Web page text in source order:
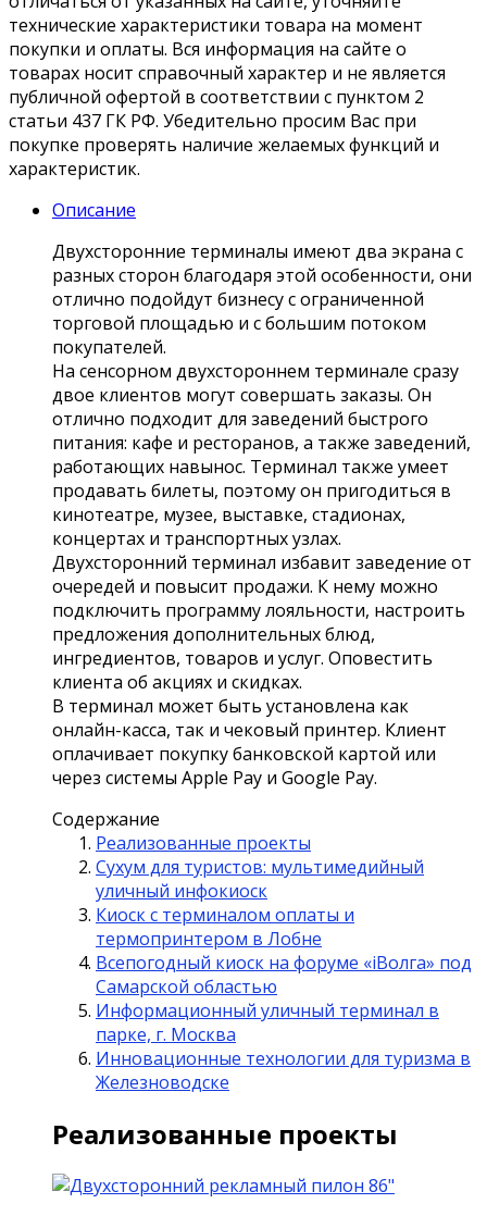
технические характеристики товара на момент
покупки и оплаты. Вся информация на сайте о
товарах носит справочный характер и не является
публичной офертой в соответствии с пунктом 2
статьи 437 ГК РФ. Убедительно просим Вас при
покупке проверять наличие желаемых функций и
характеристик.
Описание
Двухсторонние терминалы имеют два экрана с
разных сторон благодаря этой особенности, они
отлично подойдут бизнесу с ограниченной
торговой площадью и с большим потоком
покупателей.
На сенсорном двухстороннем терминале сразу
двое клиентов могут совершать заказы. Он
отлично подходит для заведений быстрого
питания: кафе и ресторанов, а также заведений,
работающих навынос. Терминал также умеет
продавать билеты, поэтому он пригодиться в
кинотеатре, музее, выставке, стадионах,
концертах и транспортных узлах.
Двухсторонний терминал избавит заведение от
очередей и повысит продажи. К нему можно
подключить программу лояльности, настроить
предложения дополнительных блюд,
ингредиентов, товаров и услуг. Оповестить
клиента об акциях и скидках.
В терминал может быть установлена как
онлайн-касса, так и чековый принтер. Клиент
оплачивает покупку банковской картой или
через системы Apple Pay и Google Pay.
Содержание
Реализованные проекты
Сухум для туристов: мультимедийный
уличный инфокиоск
Киоск с терминалом оплаты и
термопринтером в Лобне
Всепогодный киоск на форуме «iВолга» под
Самарской областью
Информационный уличный терминал в
парке, г. Москва
Инновационные технологии для туризма в
Железноводске
Реализованные проекты